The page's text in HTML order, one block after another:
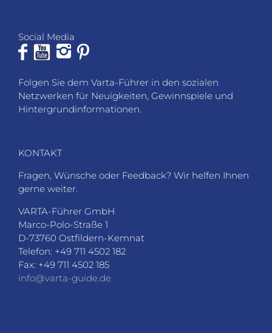
Social Media
Folgen Sie dem Varta-Führer in den sozialen
Netzwerken für Neuigkeiten, Gewinnspiele und
Hintergrundinformationen.
KONTAKT
Fragen, Wünsche oder Feedback? Wir helfen Ihnen
gerne weiter.
VARTA-Führer GmbH
Marco-Polo-Straße 1
D-73760 Ostfildern-Kemnat
Telefon: +49 711 4502 182
Fax: +49 711 4502 185
info@varta-guide.de